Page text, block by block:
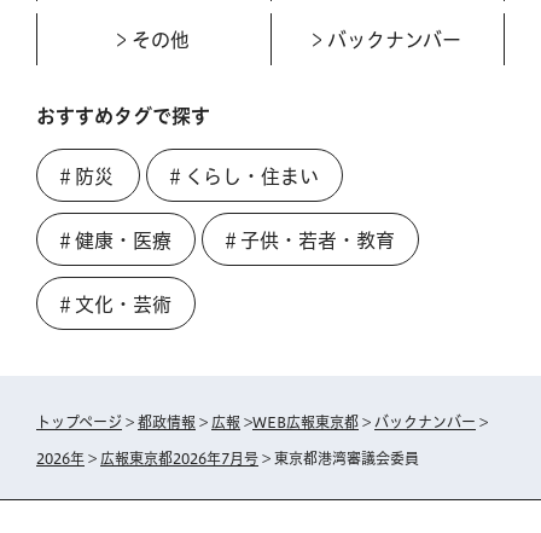
その他 バックナンバー
おすすめタグで探す
＃防災 ＃くらし・住まい
＃健康・医療 ＃子供・若者・教育
＃文化・芸術
トップページ > 都政情報 > 広報 >WEB広報東京都 > バックナンバー >
2026年 > 広報東京都2026年7月号 > 東京都港湾審議会委員